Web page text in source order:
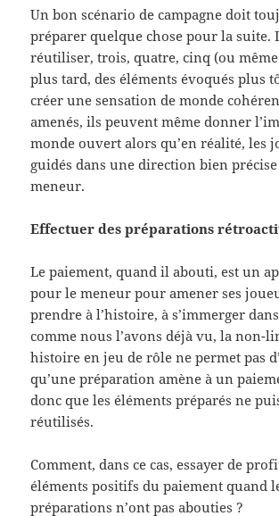
Un bon scénario de campagne doit
préparer quelque chose pour la suite.
réutiliser, trois, quatre, cinq (ou même
plus tard, des éléments évoqués plus
créer une sensation de monde
amenés, ils peuvent même donner
monde ouvert alors qu’en réalité, les
guidés dans une direction bien
meneur.
Effectuer des préparations
Le paiement, quand il abouti, est un
pour le meneur pour amener ses
prendre à l’histoire, à s’immerger
comme nous l’avons déjà vu, la non-
histoire en jeu de rôle ne permet pas
qu’une préparation amène à un
donc que les éléments préparés ne
réutilisés.
Comment, dans ce cas, essayer de
éléments positifs du paiement quand
préparations n’ont pas abouties ?